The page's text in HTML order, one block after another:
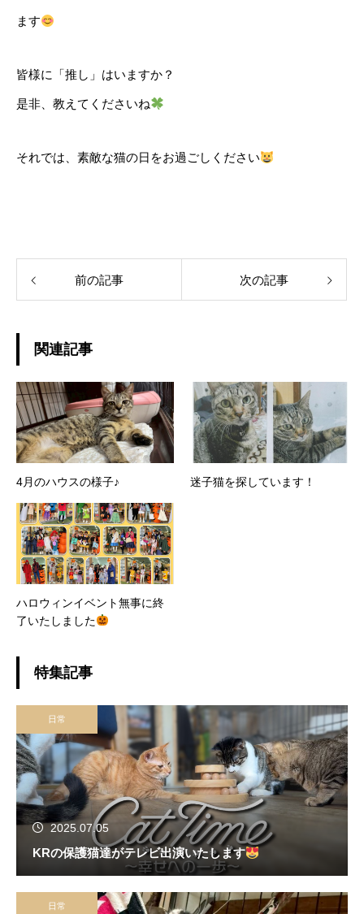
ます
皆様に「推し」はいますか？
是非、教えてくださいね
それでは、素敵な猫の日をお過ごしください
前の記事 次の記事
関連記事
4月のハウスの様子♪ 迷子猫を探しています！
ハロウィンイベント無事に終
了いたしました
特集記事
日常
2025.07.05
KRの保護猫達がテレビ出演いたします
日常